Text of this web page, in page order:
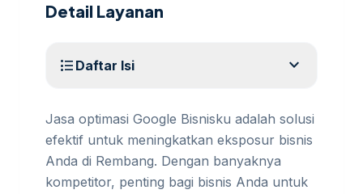
Detail Layanan
format_list_bulleted Daftar Isi expand_more
Jasa optimasi Google Bisnisku adalah solusi
efektif untuk meningkatkan eksposur bisnis
Anda di Rembang. Dengan banyaknya
kompetitor, penting bagi bisnis Anda untuk